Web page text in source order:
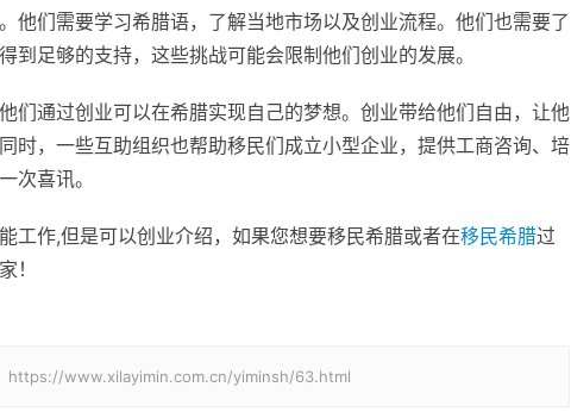
他们需要学习希腊语，了解当地市场以及创业流程。他们也需要了
足够的支持，这些挑战可能会限制他们创业的发展。
们通过创业可以在希腊实现自己的梦想。创业带给他们自由，让他
时，一些互助组织也帮助移民们成立小型企业，提供工商咨询、培
次喜讯。
工作,但是可以创业介绍，如果您想要移民希腊或者在移民希腊过
！
https://www.xilayimin.com.cn/yiminsh/63.html